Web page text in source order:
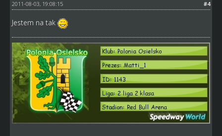
#4
2011-08-03, 19:08:15
Jestem na tak